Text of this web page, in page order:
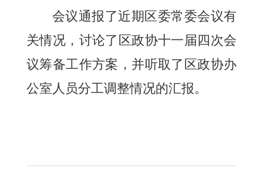
会议通报了近期区委常委会议有
关情况，讨论了区政协十一届四次会
议筹备工作方案，并听取了区政协办
公室人员分工调整情况的汇报。